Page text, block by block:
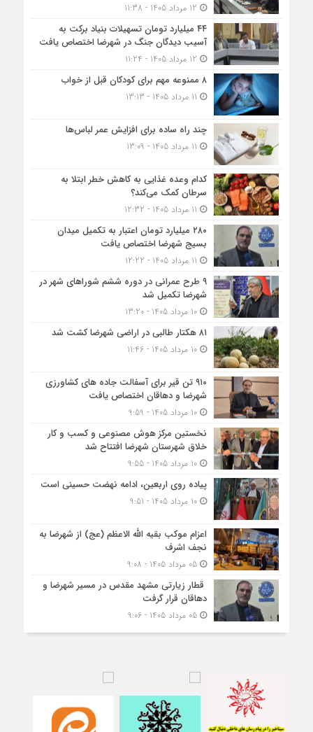
۴۴ میلیارد تومان تسهیلات بنیاد برکت به
آسیب دیدگان جنگ در شهرضا اختصاص یافت
۸ ممنوعه مهم برای کودکان قبل از خواب
چند راه ساده برای افزایش عمر لباس‌ها
کدام وعده غذایی به کاهش خطر ابتلا به
سرطان کمک می‌کند؟
۲۸۰ میلیارد تومان اعتبار به تکمیل میدان
بسیج شهرضا اختصاص یافت
۹ طرح عمرانی در دوره ششم شوراهای شهر در
شهرضا تکمیل شد
10 مرداد 1405 - 13:20
۸۱ هکتار طالبی در اراضی شهرضا کشت شد
10 مرداد 1405 - 11:46
۹۱۰ تن قیر برای آسفالت جاده های کشاورزی
شهرضا و دهاقان اختصاص یافت
10 مرداد 1405 - 9:59
نخستین مرکز هوش مصنوعی و کسب‌ و کار
خلاق شهرستان شهرضا افتتاح شد
10 مرداد 1405 - 9:55
پیاده روی اربعین، ادامه نهضت حسینی است
10 مرداد 1405 - 9:51
اعزام موکب بقیه الله الاعظم (عج) از شهرضا به
نجف اشرف
05 مرداد 1405 - 9:08
قطار زیارتی مشهد مقدس در مسیر شهرضا و
دهاقان قرار گرفت
05 مرداد 1405 - 9:06